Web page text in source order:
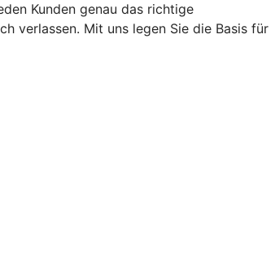
Kunden genau das richtige
verlassen. Mit uns legen Sie die Basis für